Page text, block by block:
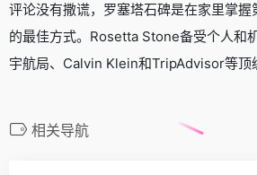
评论没有撒谎，罗塞塔石碑是在家里掌
的最佳方式。Rosetta Stone备受个人和
宇航局、Calvin Klein和TripAdvisor等顶
相关导航